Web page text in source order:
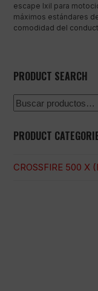
escape Ixil para
máximos estándares
comodidad del
PRODUCT SEARCH
PRODUCT
CROSSFIRE 500 X